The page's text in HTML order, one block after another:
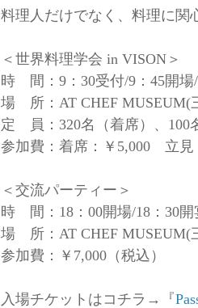
料理人だけでなく、料理に関
＜世界料理学会 in VISON＞
時 間：9：30受付/9：45開場
場 所：AT CHEF MUSEUM(
定 員：320名（着席）、100
参加費：着席：￥5,000 立見
＜交流パーティー＞
時 間：18：00開場/18：30開
場 所：AT CHEF MUSEUM(
参加費：￥7,000（税込）
入場チケットはコチラ→『